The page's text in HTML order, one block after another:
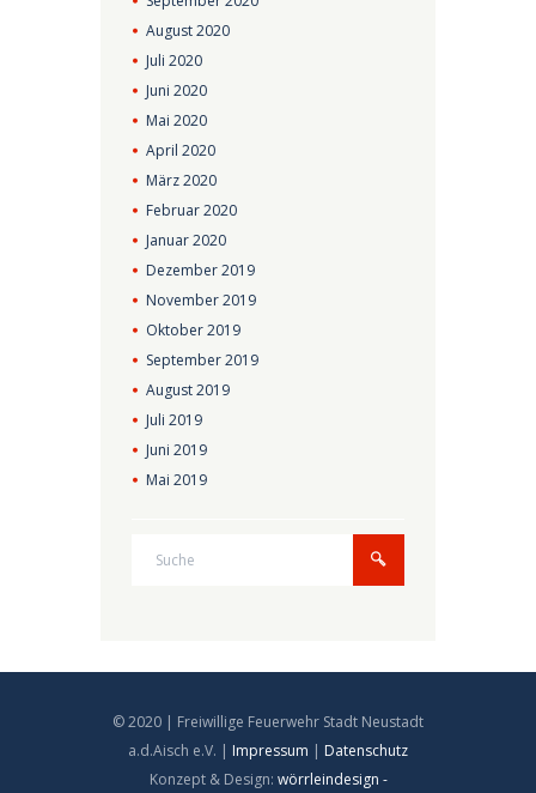
August2020
Juli2020
Juni2020
Mai2020
April2020
März2020
Februar2020
Januar2020
Dezember2019
November2019
Oktober2019
September2019
August2019
Juli2019
Juni2019
Mai2019
© 2020 | Freiwillige Feuerwehr Stadt Neustadt
a.d.Aisch e.V. | Impressum | Datenschutz
Konzept & Design: wörrleindesign -